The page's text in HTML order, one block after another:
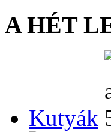
A HÉT
Kutyák